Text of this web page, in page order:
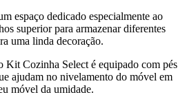
espaço dedicado especialmente ao
superior para armazenar diferentes
uma linda decoração.
Kit Cozinha Select é equipado com pés
ajudam no nivelamento do móvel em
móvel da umidade.